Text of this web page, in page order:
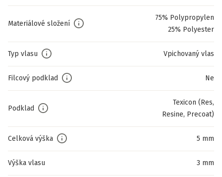
Materiálové složení
75% Polypropylen
25% Polyester
Typ vlasu Vpichovaný vlas
Filcový podklad Ne
Podklad
Texicon (Res,
Resine, Precoat)
Celková výška 5 mm
Výška vlasu 3 mm